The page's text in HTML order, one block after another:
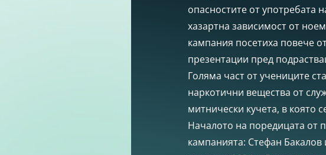
опасностите от употребата
хазартна зависимост от
кампания посетиха повече
презентации пред
Голяма част от учениците
наркотични вещества от
митнически кучета, в която
Началото на поредицата от
кампанията: Стефан